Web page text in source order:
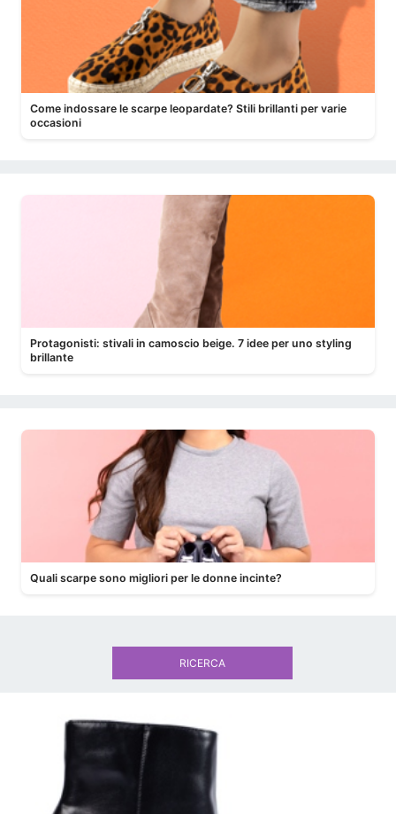
Come indossare le scarpe leopardate? Stili brillanti per varie
occasioni
Protagonisti: stivali in camoscio beige. 7 idee per uno styling
brillante
Quali scarpe sono migliori per le donne incinte?
RICERCA